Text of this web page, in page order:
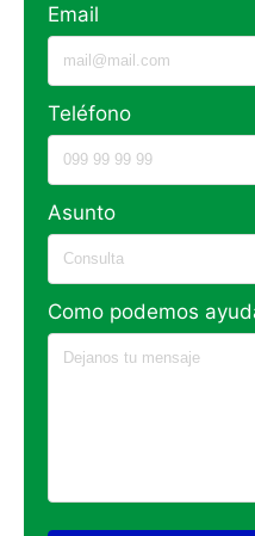
Email
Teléfono
Asunto
Como podemos